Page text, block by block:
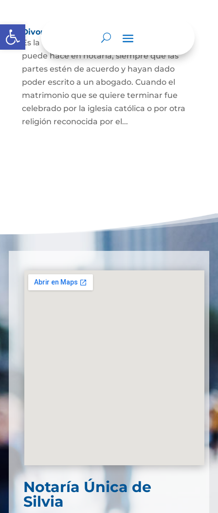
Abrir barra de herramientas
Divorcio
Es la terminación del Matrimonio Civil y se
puede hace en notaría, siempre que las
partes estén de acuerdo y hayan dado
poder escrito a un abogado. Cuando el
matrimonio que se quiere terminar fue
celebrado por la iglesia católica o por otra
religión reconocida por el...
Notaría Única de
Silvia